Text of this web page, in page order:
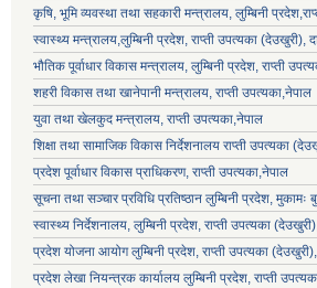
कृषि, भूमि व्यवस्था तथा सहकारी मन्त्रालय, लुम्बिनी
स्वास्थ्य मन्त्रालय,लुम्बिनी प्रदेश, राप्ती उपत्यका (देउखुरी),
भौतिक पूर्वाधार विकास मन्त्रालय, लुम्बिनी प्रदेश, राप्ती
शहरी विकास तथा खानेपानी मन्त्रालय, राप्ती उपत्यका,नेपाल
युवा तथा खेलकुद मन्त्रालय, राप्ती उपत्यका,नेपाल
शिक्षा तथा सामाजिक विकास निर्देशनालय राप्ती उपत्यका
प्रदेश पूर्वाधार विकास प्राधिकरण, राप्ती उपत्यका,नेपाल
सूचना तथा सञ्चार प्रविधि प्रतिष्ठान लुम्बिनी प्रदेश,
स्वास्थ्य निर्देशनालय, लुम्बिनी प्रदेश, राप्ती उपत्यका
प्रदेश योजना आयोग लुम्बिनी प्रदेश, राप्ती उपत्यका
प्रदेश लेखा नियन्त्रक कार्यालय लुम्बिनी प्रदेश, राप्ती